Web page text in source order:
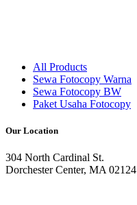
All Products
Sewa Fotocopy Warna
Sewa Fotocopy BW
Paket Usaha Fotocopy
Our Location
304 North Cardinal St.
Dorchester Center, MA 02124